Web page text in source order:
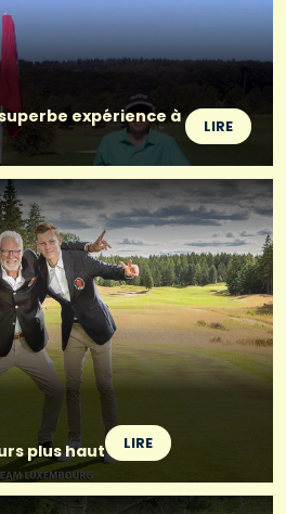
expérience à
LIRE
plus haut
LIRE